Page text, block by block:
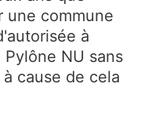
une commune
à
NU sans
cause de cela